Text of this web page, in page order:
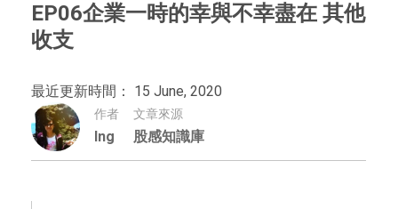
EP06企業一時的幸與不幸盡在 其他
收支
最近更新時間： 15 June, 2020
作者
Ing
文章來源
股感知識庫